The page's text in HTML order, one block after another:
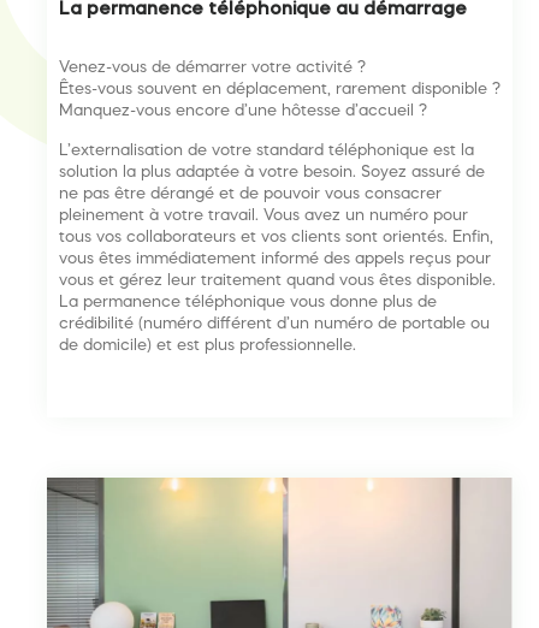
La permanence téléphonique au démarrage
Venez-vous de démarrer votre activité ?
Êtes-vous souvent en déplacement, rarement disponible ?
Manquez-vous encore d’une hôtesse d’accueil ?
L’externalisation de votre standard téléphonique est la
solution la plus adaptée à votre besoin. Soyez assuré de
ne pas être dérangé et de pouvoir vous consacrer
pleinement à votre travail. Vous avez un numéro pour
tous vos collaborateurs et vos clients sont orientés. Enfin,
vous êtes immédiatement informé des appels reçus pour
vous et gérez leur traitement quand vous êtes disponible.
La permanence téléphonique vous donne plus de
crédibilité (numéro différent d’un numéro de portable ou
de domicile) et est plus professionnelle.